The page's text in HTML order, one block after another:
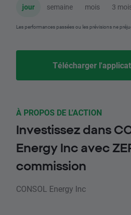
jour semaine mois 3
Les performances passées ou les prévisions ne
Télécharger
À PROPOS DE L'ACTION
Investissez dans
Energy Inc avec
commission
CONSOL Energy Inc